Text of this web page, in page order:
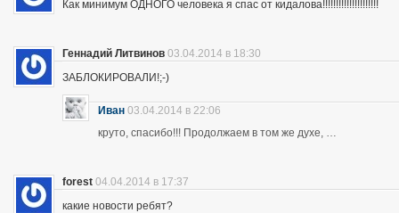
Как минимум ОДНОГО человека я спас от кидалова!!!!!!!!!!!!!!!!!!!!!
Геннадий Литвинов 03.04.2014 в 18:30
ЗАБЛОКИРОВАЛИ!;-)
Иван 03.04.2014 в 22:06
круто, спасибо!!! Продолжаем в том же духе, …
forest 04.04.2014 в 17:37
какие новости ребят?